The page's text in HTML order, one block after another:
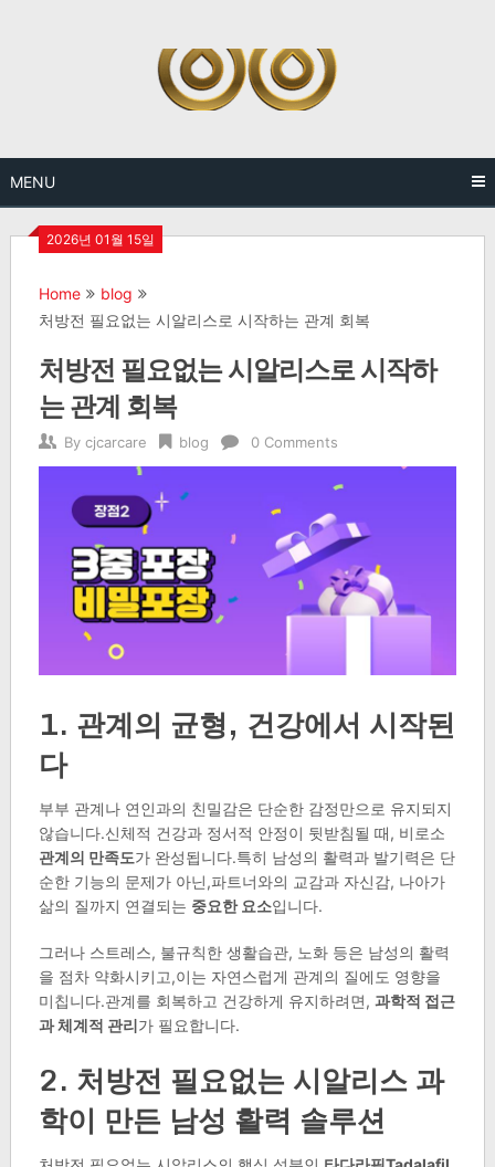
MENU
2026년 01월 15일
Home
blog
처방전 필요없는 시알리스로 시작하는 관계 회복
처방전 필요없는 시알리스로 시작하
는 관계 회복
By cjcarcare blog 0 Comments
1. 관계의 균형, 건강에서 시작된
다
부부 관계나 연인과의 친밀감은 단순한 감정만으로 유지되지
않습니다.신체적 건강과 정서적 안정이 뒷받침될 때, 비로소
관계의 만족도가 완성됩니다.특히 남성의 활력과 발기력은 단
순한 기능의 문제가 아닌,파트너와의 교감과 자신감, 나아가
삶의 질까지 연결되는 중요한 요소입니다.
그러나 스트레스, 불규칙한 생활습관, 노화 등은 남성의 활력
을 점차 약화시키고,이는 자연스럽게 관계의 질에도 영향을
미칩니다.관계를 회복하고 건강하게 유지하려면, 과학적 접근
과 체계적 관리가 필요합니다.
2. 처방전 필요없는 시알리스 과
학이 만든 남성 활력 솔루션